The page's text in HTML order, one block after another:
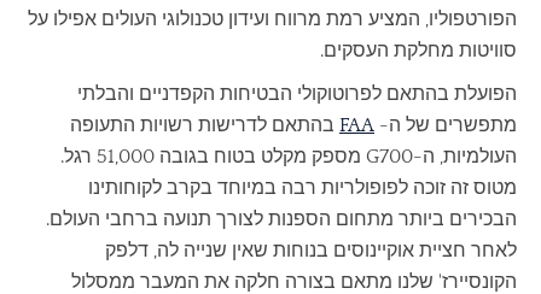
הפורטפוליו, המציע רמת מרווח ועידון טכנולוגי העולים אפילו על
סוויטות מחלקת העסקים.
הפועלת בהתאם לפרוטוקולי הבטיחות הקפדניים והבלתי
מתפשרים של ה- FAA בהתאם לדרישות רשויות התעופה
העולמיות, ה-G700 מספק מקלט בטוח בגובה 51,000 רגל.
מטוס זה זוכה לפופולריות רבה במיוחד בקרב לקוחותינו
הבכירים ביותר מתחום הספנות לצורך תנועה ברחבי העולם.
לאחר חציית אוקיינוסים בנוחות שאין שנייה לה, דלפק
הקונסיירז' שלנו מתאם בצורה חלקה את המעבר ממסלול